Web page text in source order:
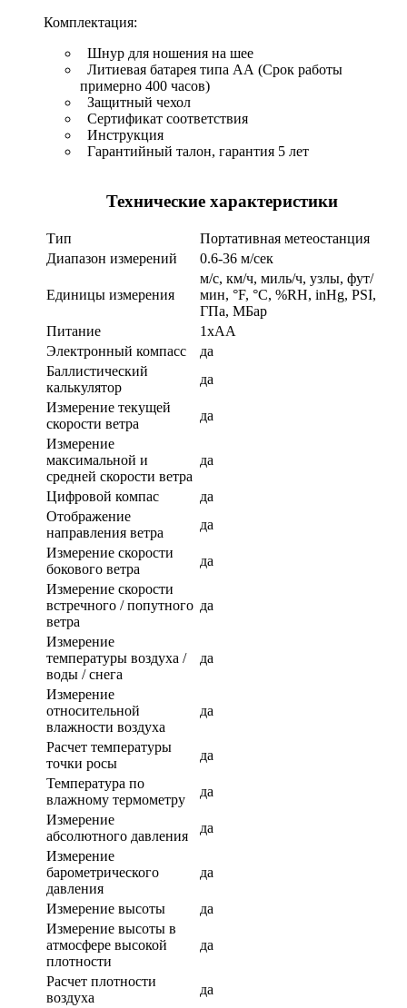
Комплектация:
Шнур для ношения на шее
Литиевая батарея типа АА (Срок работы
примерно 400 часов)
Защитный чехол
Сертификат соответствия
Инструкция
Гарантийный талон, гарантия 5 лет
Технические характеристики
Тип
Портативная метеостанция
Диапазон измерений
0.6-36 м/сек
Единицы измерения
м/c, км/ч, миль/ч, узлы, фут/
мин, °F, °C, %RH, inHg, PSI,
ГПа, МБар
Питание
1xAA
Электронный компасс
да
Баллистический
калькулятор
да
Измерение текущей
скорости ветра
да
Измерение
максимальной и
средней скорости ветра
да
Цифровой компас
да
Отображение
направления ветра
да
Измерение скорости
бокового ветра
да
Измерение скорости
встречного / попутного
ветра
да
Измерение
температуры воздуха /
воды / снега
да
Измерение
относительной
влажности воздуха
да
Расчет температуры
точки росы
да
Температура по
влажному термометру
да
Измерение
абсолютного давления
да
Измерение
барометрического
давления
да
Измерение высоты
да
Измерение высоты в
атмосфере высокой
плотности
да
Расчет плотности
воздуха
да